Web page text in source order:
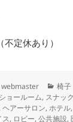
定休あり）
作
成
者
webmaster
カ
テ
ゴ
リ
椅子
ショールーム, スナック
,ヘアーサロン,ホテル,
ス, ロビー,公共施設,